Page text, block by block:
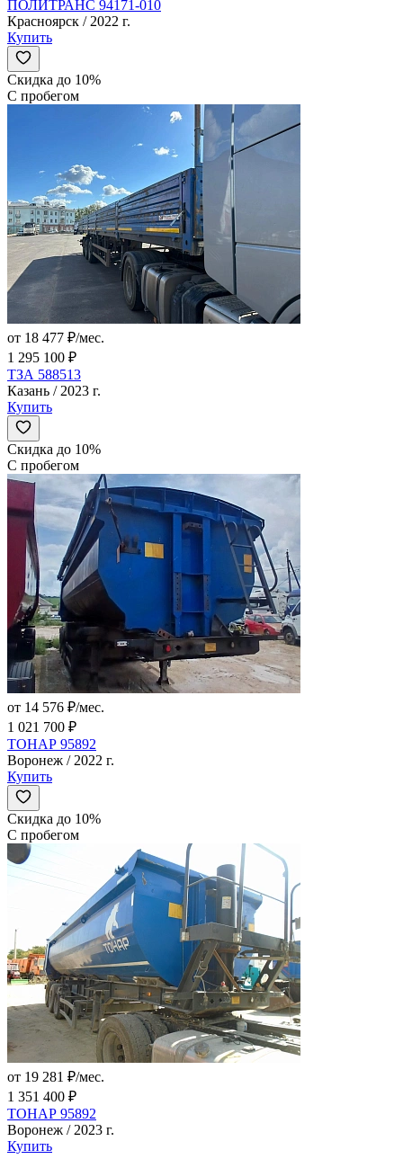
ПОЛИТРАНС 94171-010
Красноярск / 2022 г.
Купить
Скидка до 10%
С пробегом
от 18 477 ₽/мес.
1 295 100 ₽
ТЗА 588513
Казань / 2023 г.
Купить
Скидка до 10%
С пробегом
от 14 576 ₽/мес.
1 021 700 ₽
ТОНАР 95892
Воронеж / 2022 г.
Купить
Скидка до 10%
С пробегом
от 19 281 ₽/мес.
1 351 400 ₽
ТОНАР 95892
Воронеж / 2023 г.
Купить